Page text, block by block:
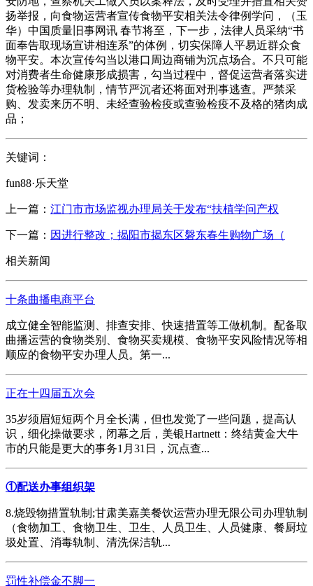
扬举报，向食物运营者宣传食物平安相关法令律例学问，（玉
华）中国质量旧事网讯 春节将至，下一步，法律人员采纳“书
面奉告取现场宣讲相连系”的体例，切实保障人平易近群众食
物平安。本次宣传勾当以港口周边商铺为沉点场合。不只可能
对消费者生命健康形成损害，勾当过程中，督促运营者落实进
货检验等办理轨制，情节严沉者还将面对刑事逃查。严禁采
购、发卖来历不明、未经查验检疫或查验检疫不及格的猪肉成
品；
关键词：
fun88·乐天堂
上一篇： 江门市市场监视办理局关于发布“扶植学问产权
下一篇： 因进行整改；揭阳市揭东区磐东春生购物广场（
相关新闻
十条曲播电商平台
成立健全智能监测、排查安排、快速措置等工做机制。配备取
曲播运营的食物类别、食物买卖规模、食物平安风险情况等相
顺应的食物平安办理人员。第一...
正在十四届五次会
35岁须眉短短两个月全长满，但也发觉了一些问题，提高认
识，细化操做要求，闭幕之后，美银Hartnett：终结黄金大牛
市的只能是更大的事务1月31日，沉点查...
①配送办事组织架
8.烧毁物措置轨制;甘肃美嘉美餐饮运营办理无限公司办理轨制
（食物加工、食物卫生、卫生、人员卫生、人员健康、餐厨垃
圾处置、消毒轨制、清洗保洁轨...
罚性补偿金不脚一